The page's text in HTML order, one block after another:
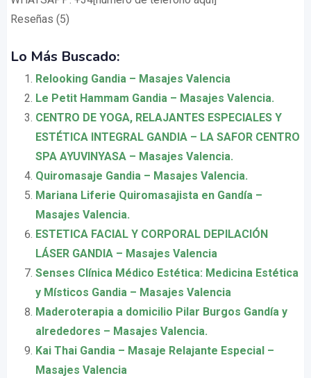
Reseñas (5)
Lo Más Buscado:
Relooking Gandia – Masajes Valencia
Le Petit Hammam Gandia – Masajes Valencia.
CENTRO DE YOGA, RELAJANTES ESPECIALES Y
ESTÉTICA INTEGRAL GANDIA – LA SAFOR CENTRO
SPA AYUVINYASA – Masajes Valencia.
Quiromasaje Gandia – Masajes Valencia.
Mariana Liferie Quiromasajista en Gandía –
Masajes Valencia.
ESTETICA FACIAL Y CORPORAL DEPILACIÓN
LÁSER GANDIA – Masajes Valencia
Senses Clínica Médico Estética: Medicina Estética
y Místicos Gandia – Masajes Valencia
Maderoterapia a domicilio Pilar Burgos Gandía y
alrededores – Masajes Valencia.
Kai Thai Gandia – Masaje Relajante Especial –
Masajes Valencia